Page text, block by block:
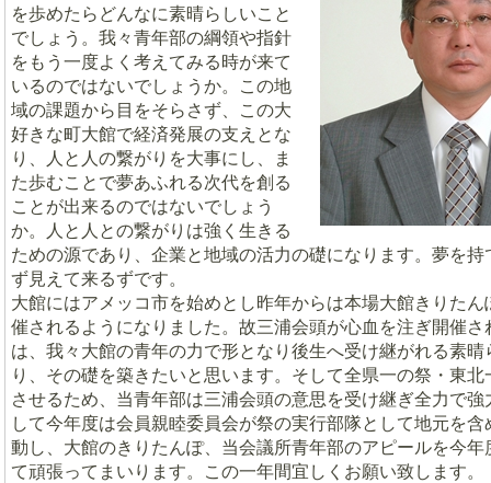
を歩めたらどんなに素晴らしいこと
でしょう。我々青年部の綱領や指針
をもう一度よく考えてみる時が来て
いるのではないでしょうか。この地
域の課題から目をそらさず、この大
好きな町大館で経済発展の支えとな
り、人と人の繋がりを大事にし、ま
た歩むことで夢あふれる次代を創る
ことが出来るのではないでしょう
か。人と人との繋がりは強く生きる
ための源であり、企業と地域の活力の礎になります。夢を持
ず見えて来るずです。
大館にはアメッコ市を始めとし昨年からは本場大館きりたん
催されるようになりました。故三浦会頭が心血を注ぎ開催さ
は、我々大館の青年の力で形となり後生へ受け継がれる素晴
り、その礎を築きたいと思います。そして全県一の祭・東北
させるため、当青年部は三浦会頭の意思を受け継ぎ全力で強
して今年度は会員親睦委員会が祭の実行部隊として地元を含
動し、大館のきりたんぽ、当会議所青年部のアピールを今年
て頑張ってまいります。この一年間宜しくお願い致します